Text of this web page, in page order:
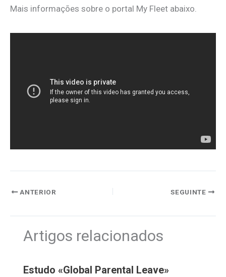
Mais informações sobre o portal My Fleet abaixo.
ANTERIOR SEGUINTE
Artigos relacionados
Estudo «Global Parental Leave»